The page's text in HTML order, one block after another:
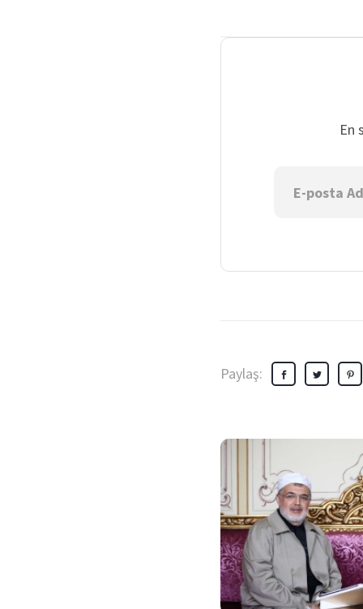
En
Paylaş: